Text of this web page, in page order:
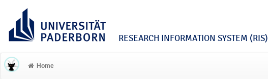
RESEARCH INFORMATION SYSTEM (RIS)
Home